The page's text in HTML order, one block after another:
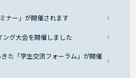
ナー」が開催されます
ング大会を開催しました
た「学生交流フォーラム」が開催